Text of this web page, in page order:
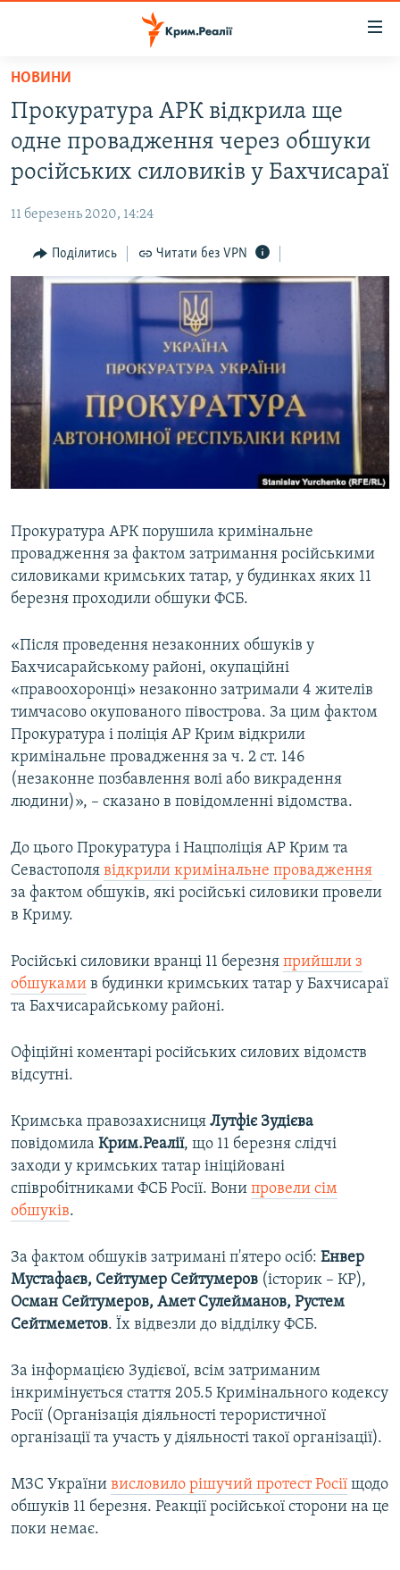
Перейти
основного
матеріалу
Перейти
до
основної
навігації
Перейти
до
ВОДА.КРИМ
ВІДЕО ТА ФОТО
БЛОГИ
ПОГЛЯД
ІНТЕРВ'Ю
ВСЕ ЗА ДЕНЬ
СПЕЦПРОЕКТИ
ВІДЕОУРОКИ «ELIFBE»
СВІДЧЕННЯ ОКУПАЦІЇ
УКРАЇНСЬКА ПРОБЛЕМА КРИМУ
ЯК ОБІЙТИ БЛОКУВАННЯ
Русский
Qırımtatar
Усі сайти RFE/RL
НОВИНИ
Прокуратура АРК відкрила ще
одне провадження через обшуки
російських силовиків у Бахчисараї
11 березень 2020, 14:24
Поділитись Читати без VPN
Прокуратура АРК порушила кримінальне
провадження за фактом затримання російськими
силовиками кримських татар, у будинках яких 11
березня проходили обшуки ФСБ.
«Після проведення незаконних обшуків у
Бахчисарайському районі, окупаційні
«правоохоронці» незаконно затримали 4 жителів
тимчасово окупованого півострова. За цим фактом
Прокуратура і поліція АР Крим відкрили
кримінальне провадження за ч. 2 ст. 146
(незаконне позбавлення волі або викрадення
людини)», – сказано в повідомленні відомства.
До цього Прокуратура і Нацполіція АР Крим та
Севастополя відкрили кримінальне провадження
за фактом обшуків, які російські силовики провели
в Криму.
Російські силовики вранці 11 березня прийшли з
обшуками в будинки кримських татар у Бахчисараї
та Бахчисарайському районі.
Офіційні коментарі російських силових відомств
відсутні.
Кримська правозахисниця Лутфіє Зудієва
повідомила Крим.Реалії, що 11 березня слідчі
заходи у кримських татар ініційовані
співробітниками ФСБ Росії. Вони провели сім
обшуків.
За фактом обшуків затримані п'ятеро осіб: Енвер
Мустафаєв, Сейтумер Сейтумеров (історик – КР),
Осман Сейтумеров, Амет Сулейманов, Рустем
Сейтмеметов. Їх відвезли до відділку ФСБ.
За інформацією Зудієвої, всім затриманим
інкримінується стаття 205.5 Кримінального кодексу
Росії (Організація діяльності терористичної
організації та участь у діяльності такої організації).
МЗС України висловило рішучий протест Росії щодо
обшуків 11 березня. Реакції російської сторони на це
поки немає.